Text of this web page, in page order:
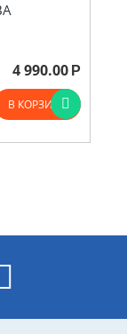
4 990.00 Р
В КОРЗИНУ